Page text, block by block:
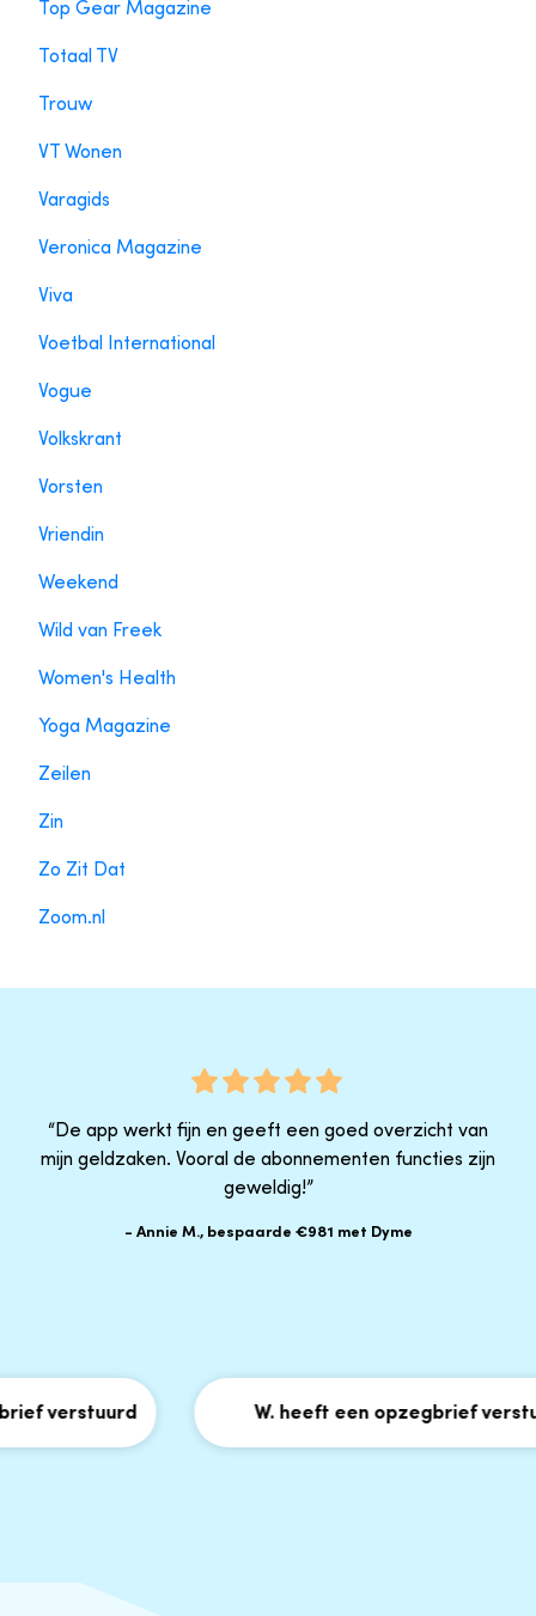
Top Gear Magazine
Totaal TV
Trouw
VT Wonen
Varagids
Veronica Magazine
Viva
Voetbal International
Vogue
Volkskrant
Vorsten
Vriendin
Weekend
Wild van Freek
Women's Health
Yoga Magazine
Zeilen
Zin
Zo Zit Dat
Zoom.nl
“De app werkt fijn en geeft een goed overzicht van
mijn geldzaken. Vooral de abonnementen functies zijn
geweldig!”
- Annie M., bespaarde €981 met Dyme
verstuurd W. heeft een opzegbrief